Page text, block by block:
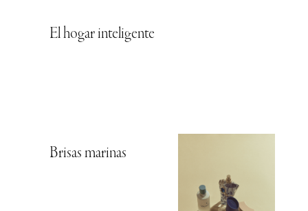
El hogar inteligente
Brisas marinas